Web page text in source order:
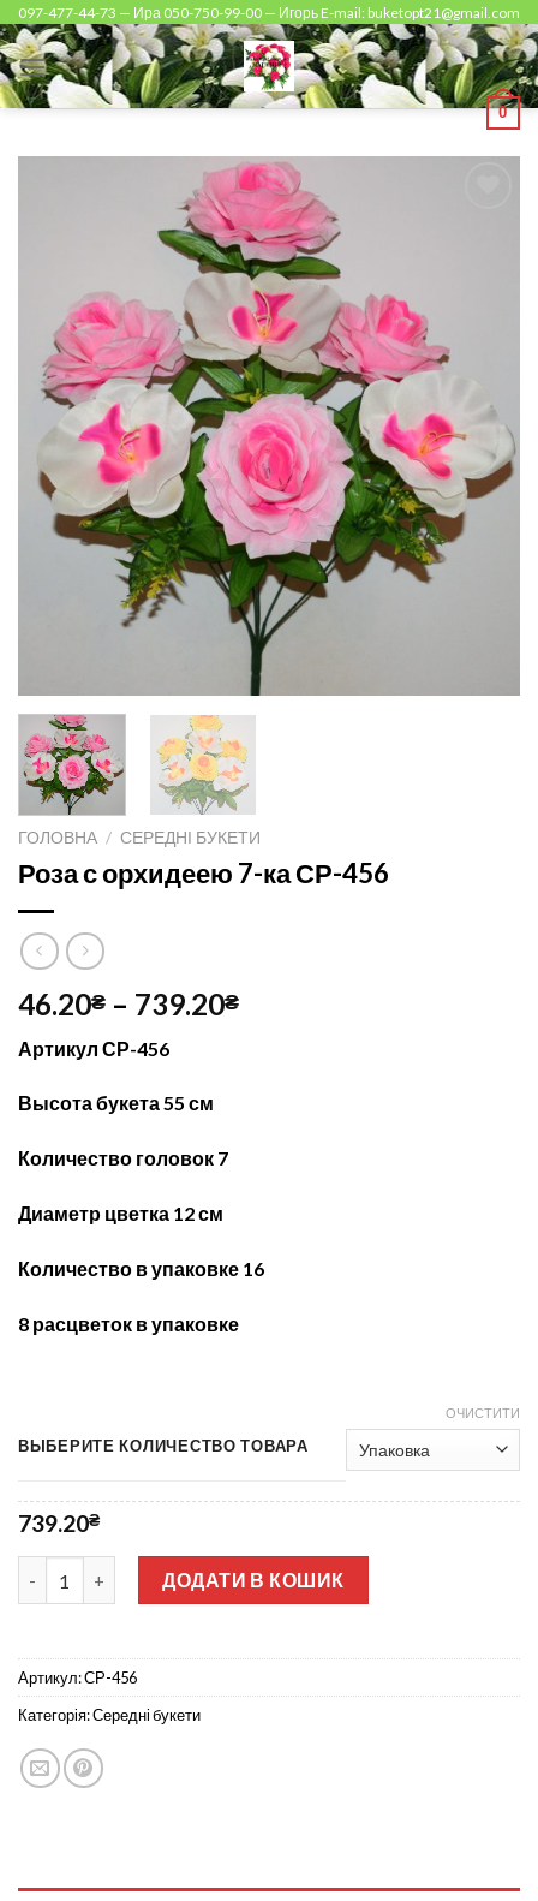
Skip
to
content
097-477-44-73 — Ира 050-750-99-00 — Игорь E-mail: buketopt21@gmail.com
0
ГОЛОВНА / СЕРЕДНІ БУКЕТИ
Роза с орхидеею 7-ка СР-456
46.20₴ – 739.20₴
Артикул СР-456
Высота букета 55 см
Количество головок 7
Диаметр цветка 12 см
Количество в упаковке 16
8 расцветок в упаковке
ВЫБЕРИТЕ КОЛИЧЕСТВО ТОВАРА
ОЧИСТИТИ
739.20₴
Роза с орхидеею 7-ка СР-456 кількість
ДОДАТИ В КОШИК
Артикул:СР-456
Категорія:Середні букети